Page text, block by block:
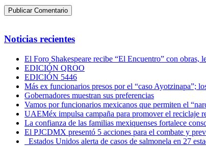
Noticias recientes
El Foro Shakespeare recibe “El Encuentro” con obras,
EDICIÓN QROO
EDICIÓN 5446
Más ex funcionarios presos por el “caso Ayotzinapa”;
Gobernadores muestran sus preferencias
Vamos por funcionarios mexicanos que permiten el
UAEMéx impulsa campaña para promover el reciclaje
La confianza de las familias mexiquenses fortalece
El PJCDMX presentó 5 acciones para el combate y
Estados Unidos alerta de casos de salmonela en 27